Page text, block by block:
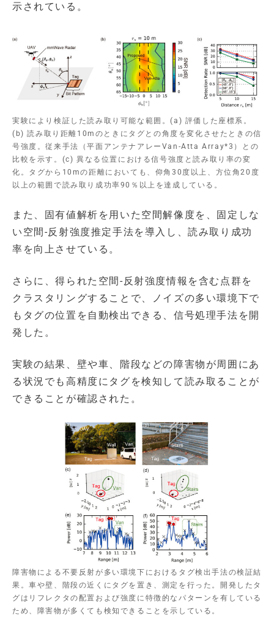
示されている。
実験により検証した読み取り可能な範囲。(a) 評価した座標系。
(b) 読み取り距離10mのときにタグとの角度を変化させたときの信
号強度。従来手法（平面アンテナアレーVan-Atta Array*3）との
比較を示す。(c) 異なる位置における信号強度と読み取り率の変
化。タグから10mの距離においても、仰角30度以上、方位角20度
以上の範囲で読み取り成功率90％以上を達成している。
また、固有値解析を用いた空間解像度を、固定しな
い空間-反射強度推定手法を導入し、読み取り成功
率を向上させている。
さらに、得られた空間-反射強度情報を含む点群を
クラスタリングすることで、ノイズの多い環境下で
もタグの位置を自動検出できる、信号処理手法を開
発した。
実験の結果、壁や車、階段などの障害物が周囲にあ
る状況でも高精度にタグを検知して読み取ることが
できることが確認された。
障害物による不要反射が多い環境下におけるタグ検出手法の検証結
果。車や壁、階段の近くにタグを置き、測定を行った。開発したタ
グはリフレクタの配置および強度に特徴的なパターンを有している
ため、障害物が多くても検知できることを示している。